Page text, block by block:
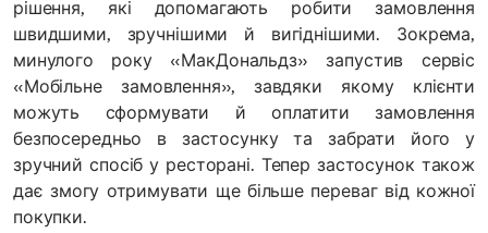
рішення, які допомагають робити замовлення
швидшими, зручнішими й вигіднішими. Зокрема,
минулого року «МакДональдз» запустив сервіс
«Мобільне замовлення», завдяки якому клієнти
можуть сформувати й оплатити замовлення
безпосередньо в застосунку та забрати його у
зручний спосіб у ресторані. Тепер застосунок також
дає змогу отримувати ще більше переваг від кожної
покупки.